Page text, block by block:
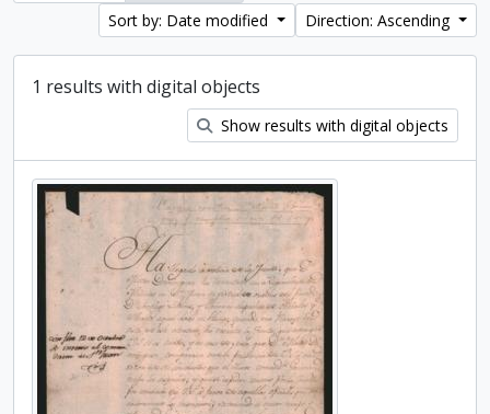
Sort by: Date modified
Direction: Ascending
1 results with digital objects
Show results with digital objects